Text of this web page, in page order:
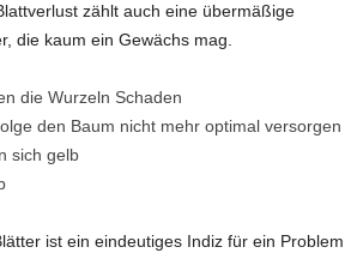
zählt auch eine übermäßige
die kaum ein Gewächs mag.
die Wurzeln Schaden
den Baum nicht mehr optimal versorgen
sich gelb
ist ein eindeutiges Indiz für ein Problem